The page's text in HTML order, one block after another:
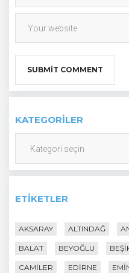
KATEGORILER
ETIKETLER
AKSARAY ALTINDAĞ
BALAT BEYOĞLU
CAMILER EDIRNE